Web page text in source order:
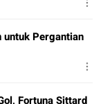
untuk Pergantian
Fortuna Sittard